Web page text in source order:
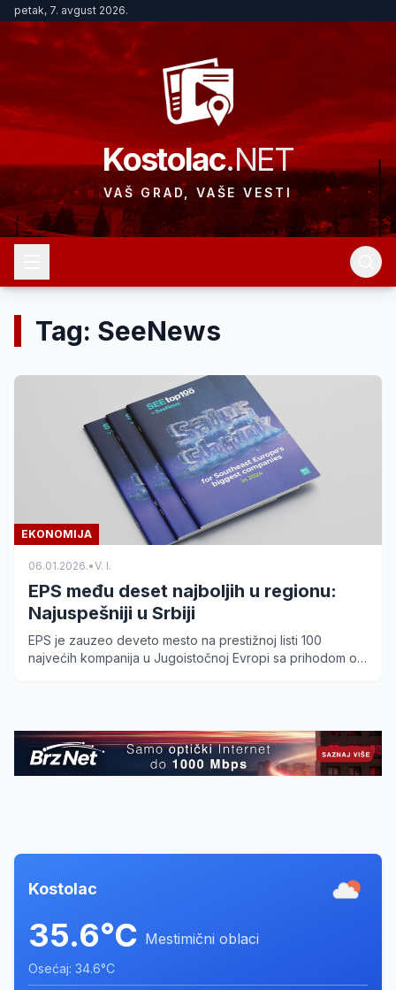
petak, 7. avgust 2026.
Kostolac.NET
VAŠ GRAD, VAŠE VESTI
Tag: SeeNews
EKONOMIJA
06.01.2026.•V. I.
EPS među deset najboljih u regionu:
Najuspešniji u Srbiji
EPS je zauzeo deveto mesto na prestižnoj listi 100
najvećih kompanija u Jugoistočnoj Evropi sa prihodom od
Kostolac
35.6°C Mestimični oblaci
Osećaj: 34.6°C